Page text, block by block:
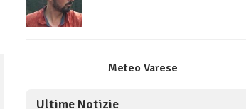
Meteo Varese
Ultime Notizie